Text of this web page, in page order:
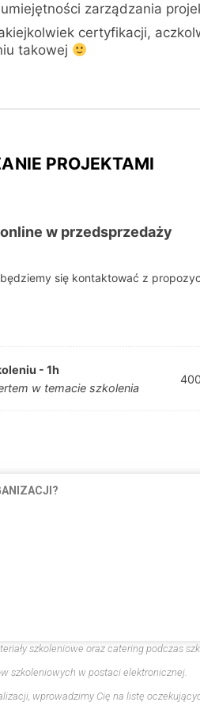
zarządzania
certyfikacji,
takowej
PROJEKTAMI
w przedsprzedaży
się kontaktować z
- 1h
w temacie szkolenia
szkoleniowe oraz catering podczas
szkoleniowych w postaci elektronicznej.
wprowadzimy Cię na listę